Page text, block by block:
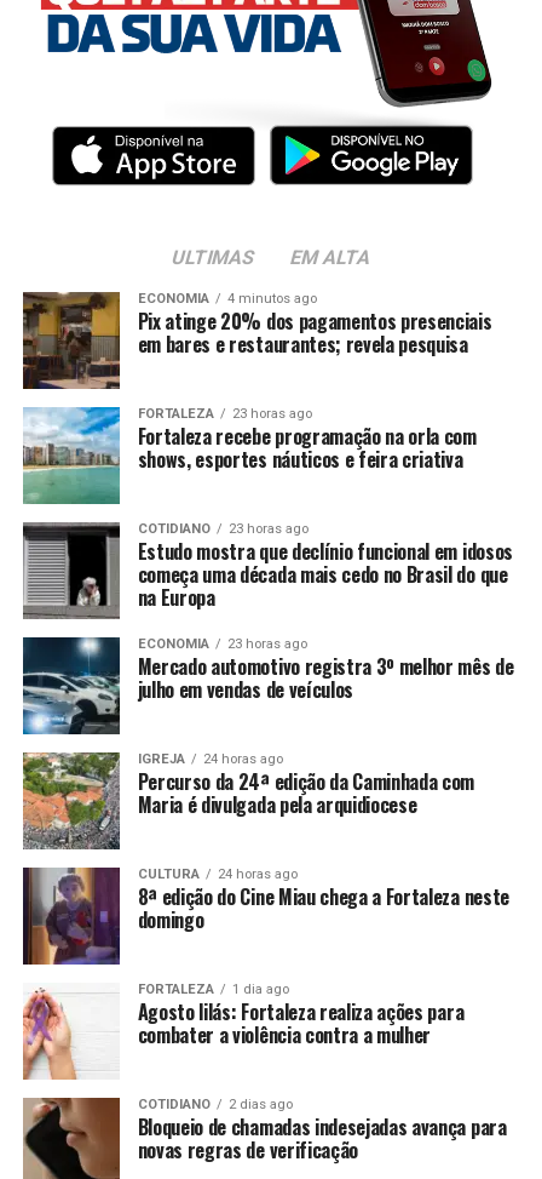
ULTIMAS EM ALTA
ECONOMIA 4 minutos ago
Pix atinge 20% dos pagamentos presenciais
em bares e restaurantes; revela pesquisa
FORTALEZA 23 horas ago
Fortaleza recebe programação na orla com
shows, esportes náuticos e feira criativa
COTIDIANO 23 horas ago
Estudo mostra que declínio funcional em idosos
começa uma década mais cedo no Brasil do que
na Europa
ECONOMIA 23 horas ago
Mercado automotivo registra 3º melhor mês de
julho em vendas de veículos
IGREJA 24 horas ago
Percurso da 24ª edição da Caminhada com
Maria é divulgada pela arquidiocese
CULTURA 24 horas ago
8ª edição do Cine Miau chega a Fortaleza neste
domingo
FORTALEZA 1 dia ago
Agosto lilás: Fortaleza realiza ações para
combater a violência contra a mulher
COTIDIANO 2 dias ago
Bloqueio de chamadas indesejadas avança para
novas regras de verificação